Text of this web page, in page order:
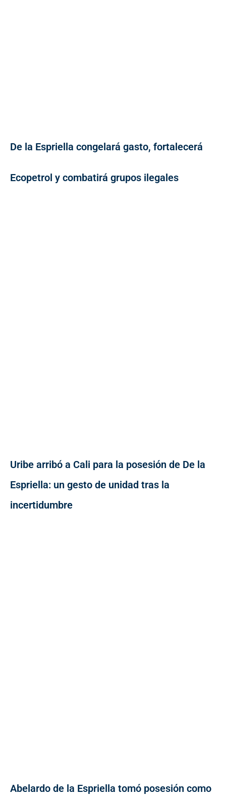
De la Espriella congelará gasto, fortalecerá
Ecopetrol y combatirá grupos ilegales
Uribe arribó a Cali para la posesión de De la
Espriella: un gesto de unidad tras la
incertidumbre
Abelardo de la Espriella tomó posesión como